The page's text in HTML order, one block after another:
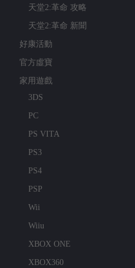
天堂2:革命 攻略
天堂2:革命 新聞
好康活動
官方虛寶
家用遊戲
3DS
PC
PS VITA
PS3
PS4
PSP
Wii
Wiiu
XBOX ONE
XBOX360